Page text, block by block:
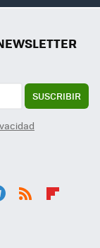
SUSCRIBIR